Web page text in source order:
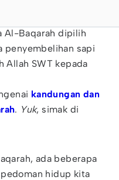
Al-Baqarah dipilih
penyembelihan sapi
Allah SWT kepada
kandungan dan
. Yuk, simak di
ada beberapa
hidup kita